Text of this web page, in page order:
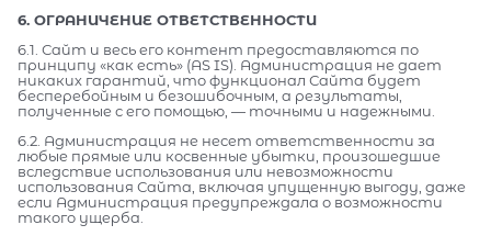
6. ОГРАНИЧЕНИЕ ОТВЕТСТВЕННОСТИ
6.1. Сайт и весь его контент предоставляются по
принципу «как есть» (AS IS). Администрация не дает
никаких гарантий, что функционал Сайта будет
бесперебойным и безошибочным, а результаты,
полученные с его помощью, — точными и надежными.
6.2. Администрация не несет ответственности за
любые прямые или косвенные убытки, произошедшие
вследствие использования или невозможности
использования Сайта, включая упущенную выгоду, даже
если Администрация предупреждала о возможности
такого ущерба.